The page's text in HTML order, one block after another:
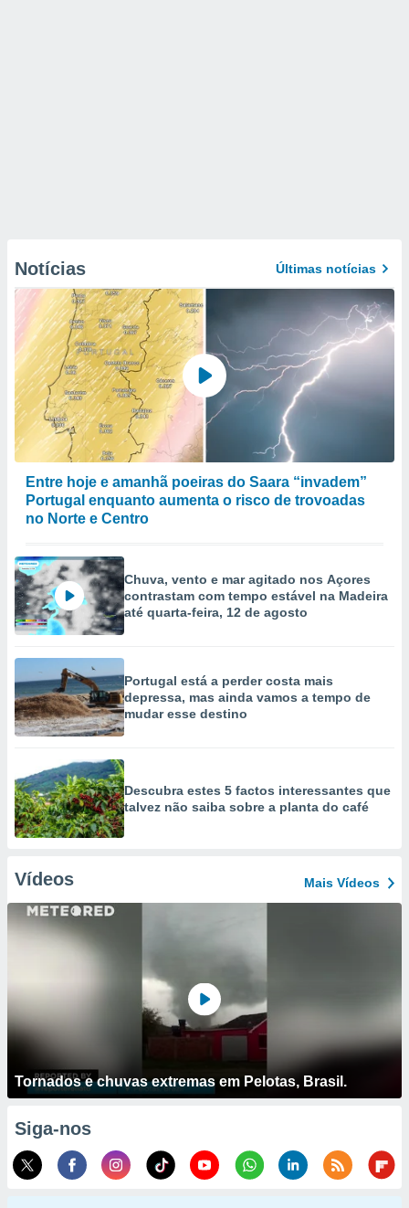
Notícias Últimas notícias
Entre hoje e amanhã poeiras do Saara “invadem”
Portugal enquanto aumenta o risco de trovoadas
no Norte e Centro
Chuva, vento e mar agitado nos Açores
contrastam com tempo estável na Madeira
até quarta-feira, 12 de agosto
Portugal está a perder costa mais
depressa, mas ainda vamos a tempo de
mudar esse destino
Descubra estes 5 factos interessantes que
talvez não saiba sobre a planta do café
Vídeos Mais Vídeos
Tornados e chuvas extremas em Pelotas, Brasil.
Siga-nos